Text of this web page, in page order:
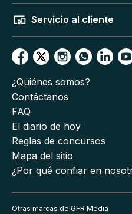
Servicio al cliente
¿Quiénes somos?
Contáctanos
FAQ
El diario de hoy
Reglas de concursos
Mapa del sitio
¿Por qué confiar en
Otras marcas de GFR Media